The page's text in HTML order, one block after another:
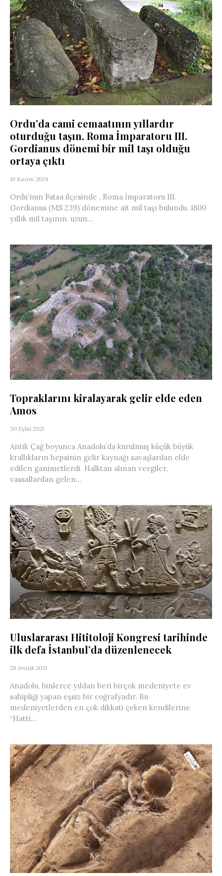
Ordu’da cami cemaatının yıllardır
oturduğu taşın, Roma İmparatoru III.
Gordianus dönemi bir mil taşı olduğu
ortaya çıktı
10 Kasım 2024
Ordu’nun Fatsa ilçesinde , Roma İmparatoru III.
Gordianus (MS 239) dönemine ait mil taşı bulundu. 1800
yıllık mil taşının, uzun...
Topraklarını kiralayarak gelir elde eden
Amos
30 Eylül 2021
Antik Çağ boyunca Anadolu’da kurulmuş küçük büyük
krallıkların hepsinin gelir kaynağı savaşlardan elde
edilen ganimetlerdi. Halktan alınan vergiler,
vassallardan gelen...
Uluslararası Hititoloji Kongresi tarihinde
ilk defa İstanbul’da düzenlenecek
29 Aralık 2021
Anadolu, binlerce yıldan beri birçok medeniyete ev
sahipliği yapan eşsiz bir coğrafyadır. Bu
medeniyetlerden en çok dikkati çeken kendilerine
“Hatti...